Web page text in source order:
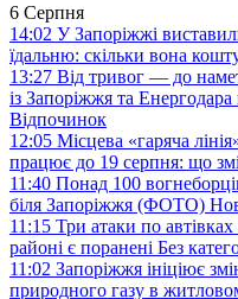
6 Серпня
14:02 У Запоріжжі
їдальню: скільки вона
13:27 Від тривог — до
із Запоріжжя та
Відпочинок
12:05 Місцева «гаряча
працює до 19 серпня: що
11:40 Понад 100
біля Запоріжжя (ФОТО)
11:15 Три атаки по
районі є поранені Без
11:02 Запоріжжя ініціює
природного газу в